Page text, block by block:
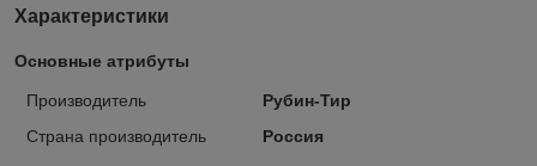
Характеристики
Основные атрибуты
Производитель
Рубин-Тир
Страна производитель
Россия